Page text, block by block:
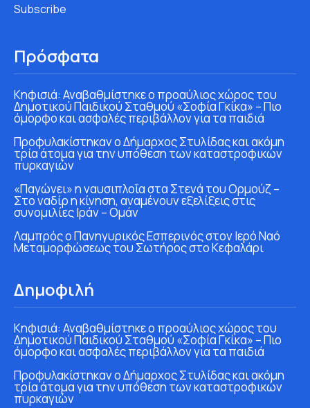
Subscribe
Πρόσφατα
Κηφισιά: Αναβαθμίστηκε ο προαύλιος χώρος του
Δημοτικού Παιδικού Σταθμού «Σοφία Γκίκα» – Πιο
όμορφο και ασφαλές περιβάλλον για τα παιδιά
Προφυλακίστηκαν ο Δήμαρχος Στυλίδας και ακόμη
τρία άτομα για την υπόθεση των καταστροφικών
πυρκαγιών
«Παγώνει» η ναυσιπλοΐα στα Στενά του Ορμούζ –
Στο ναδίρ η κίνηση, αναμένουν εξελίξεις στις
συνομιλίες Ιράν – Ομάν
Λαμπρός ο Πανηγυρικός Εσπερινός στον Ιερό Ναό
Μεταμορφώσεως του Σωτήρος στο Κεφαλάρι
Δημοφιλή
Κηφισιά: Αναβαθμίστηκε ο προαύλιος χώρος του
Δημοτικού Παιδικού Σταθμού «Σοφία Γκίκα» – Πιο
όμορφο και ασφαλές περιβάλλον για τα παιδιά
Προφυλακίστηκαν ο Δήμαρχος Στυλίδας και ακόμη
τρία άτομα για την υπόθεση των καταστροφικών
πυρκαγιών